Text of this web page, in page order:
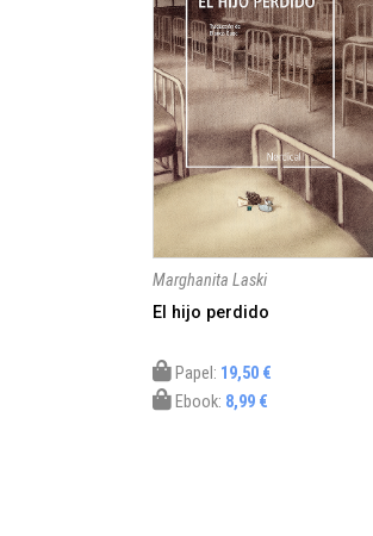
Marghanita Laski
El hijo perdido
Papel: 19,50 €
Ebook: 8,99 €